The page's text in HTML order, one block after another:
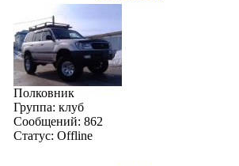
Полковник
Группа: клуб
Сообщений: 862
Статус: Offline